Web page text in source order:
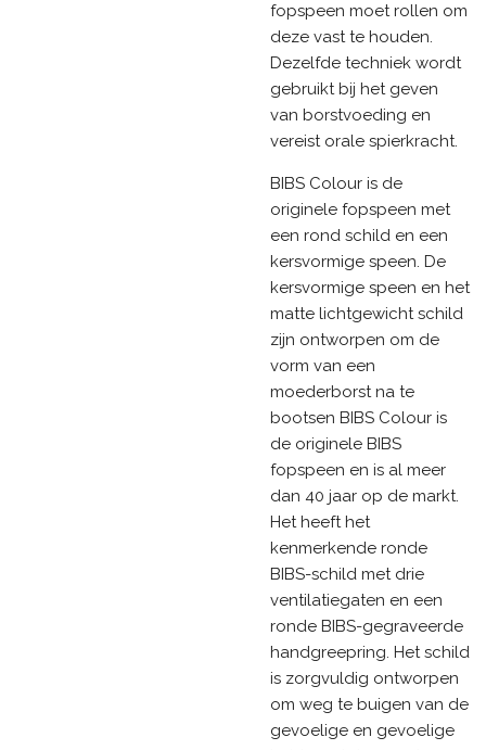
fopspeen moet rollen om
deze vast te houden.
Dezelfde techniek wordt
gebruikt bij het geven
van borstvoeding en
vereist orale spierkracht.
BIBS Colour is de
originele fopspeen met
een rond schild en een
kersvormige speen. De
kersvormige speen en het
matte lichtgewicht schild
zijn ontworpen om de
vorm van een
moederborst na te
bootsen BIBS Colour is
de originele BIBS
fopspeen en is al meer
dan 40 jaar op de markt.
Het heeft het
kenmerkende ronde
BIBS-schild met drie
ventilatiegaten en een
ronde BIBS-gegraveerde
handgreepring. Het schild
is zorgvuldig ontworpen
om weg te buigen van de
gevoelige en gevoelige